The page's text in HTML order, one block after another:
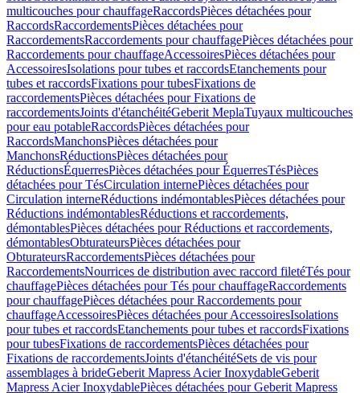
multicouches pour chauffageRaccordsPièces détachées pour
RaccordsRaccordementsPièces détachées pour
RaccordementsRaccordements pour chauffagePièces détachées pour
Raccordements pour chauffageAccessoiresPièces détachées pour
AccessoiresIsolations pour tubes et raccordsEtanchements pour
tubes et raccordsFixations pour tubesFixations de
raccordementsPièces détachées pour Fixations de
raccordementsJoints d'étanchéitéGeberit MeplaTuyaux multicouches
pour eau potableRaccordsPièces détachées pour
RaccordsManchonsPièces détachées pour
ManchonsRéductionsPièces détachées pour
RéductionsÉquerresPièces détachées pour ÉquerresTésPièces
détachées pour TésCirculation internePièces détachées pour
Circulation interneRéductions indémontablesPièces détachées pour
Réductions indémontablesRéductions et raccordements,
démontablesPièces détachées pour Réductions et raccordements,
démontablesObturateursPièces détachées pour
ObturateursRaccordementsPièces détachées pour
RaccordementsNourrices de distribution avec raccord filetéTés pour
chauffagePièces détachées pour Tés pour chauffageRaccordements
pour chauffagePièces détachées pour Raccordements pour
chauffageAccessoiresPièces détachées pour AccessoiresIsolations
pour tubes et raccordsEtanchements pour tubes et raccordsFixations
pour tubesFixations de raccordementsPièces détachées pour
Fixations de raccordementsJoints d'étanchéitéSets de vis pour
assemblages à brideGeberit Mapress Acier InoxydableGeberit
Mapress Acier InoxydablePièces détachées pour Geberit Mapress